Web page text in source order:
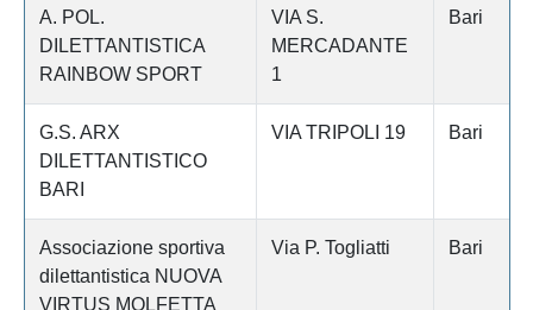
A. POL.
DILETTANTISTICA
RAINBOW SPORT
VIA S.
MERCADANTE
1
Bari
G.S. ARX
DILETTANTISTICO
BARI
VIA TRIPOLI 19 Bari
Associazione sportiva
dilettantistica NUOVA
VIRTUS MOLFETTA
Via P. Togliatti Bari